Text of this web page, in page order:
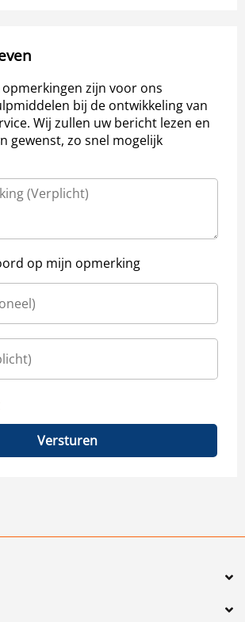
opmerkingen zijn voor ons
bij de ontwikkeling van
Wij zullen uw bericht lezen en
gewenst, zo snel mogelijk
op mijn opmerking
Versturen